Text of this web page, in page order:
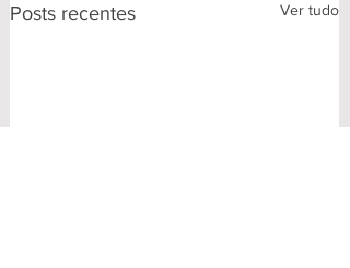
Posts recentes Ver tudo